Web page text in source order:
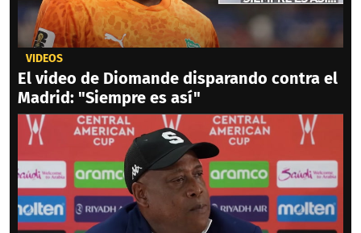
VIDEOS
El video de Diomande disparando contra el
Madrid: "Siempre es así"